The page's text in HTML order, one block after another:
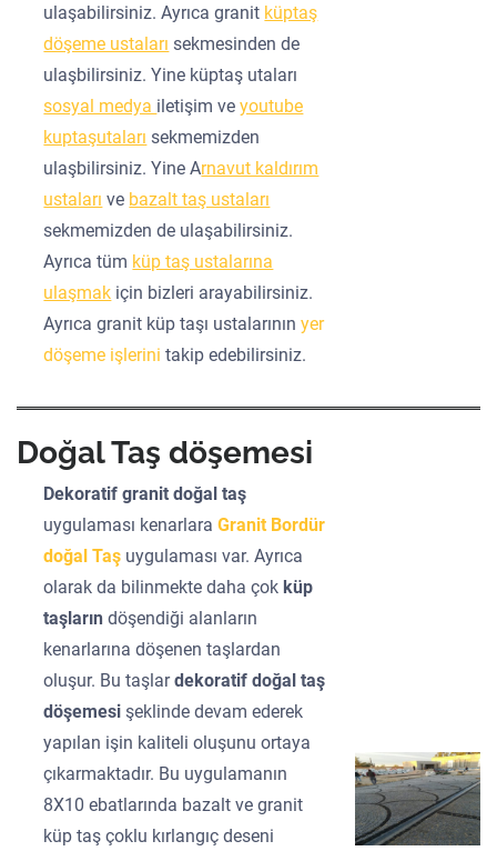
ulaşabilirsiniz. Ayrıca granit küptaş
döşeme ustaları sekmesinden de
ulaşbilirsiniz. Yine küptaş utaları
sosyal medya iletişim veyoutube
kuptaşutaları sekmemizden
ulaşbilirsiniz. Yine Arnavut kaldırım
ustaları ve bazalt taş ustaları
sekmemizden de ulaşabilirsiniz.
Ayrıca tüm küp taş ustalarına
ulaşmak için bizleri arayabilirsiniz.
Ayrıca granit küp taşı ustalarının yer
döşeme işlerini takip edebilirsiniz.
Doğal Taş döşemesi
Dekoratif granit doğal taş
uygulaması kenarlaraGranit Bordür
doğal Taş uygulaması var. Ayrıca
olarak da bilinmekte daha çok küp
taşların döşendiği alanların
kenarlarına döşenen taşlardan
oluşur. Bu taşlardekoratif doğal taş
döşemesişeklinde devam ederek
yapılan işin kaliteli oluşunu ortaya
çıkarmaktadır. Bu uygulamanın
8X10 ebatlarında bazalt ve granit
küp taş çoklu kırlangıç deseni